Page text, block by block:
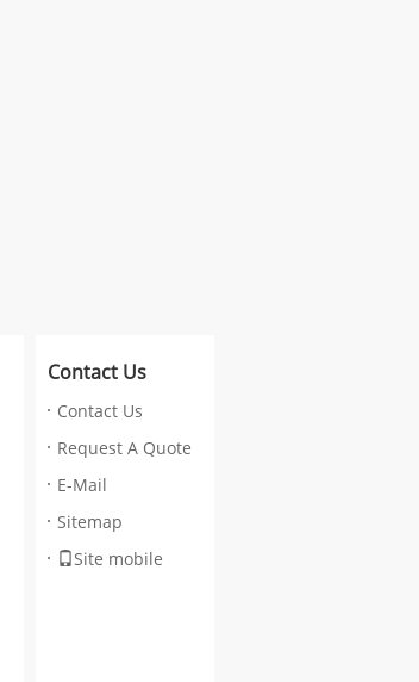
Contact Us
Contact Us
Request A Quote
E-Mail
Sitemap
Site mobile